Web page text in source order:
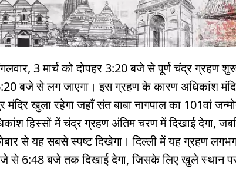
3 मार्च को दोपहर 3:20 बजे से पूर्ण चंद्र ग्रहण
बजे से लग जाएगा। इस ग्रहण के कारण अधिकांश
खुला रहेगा जहाँ संत बाबा नागपाल का 101वां
हिस्सों में चंद्र ग्रहण अंतिम चरण में दिखाई देगा,
से यह सबसे स्पष्ट दिखेगा। दिल्ली में यह ग्रहण
से 6:48 बजे तक दिखाई देगा, जिसके लिए खुले स्थान